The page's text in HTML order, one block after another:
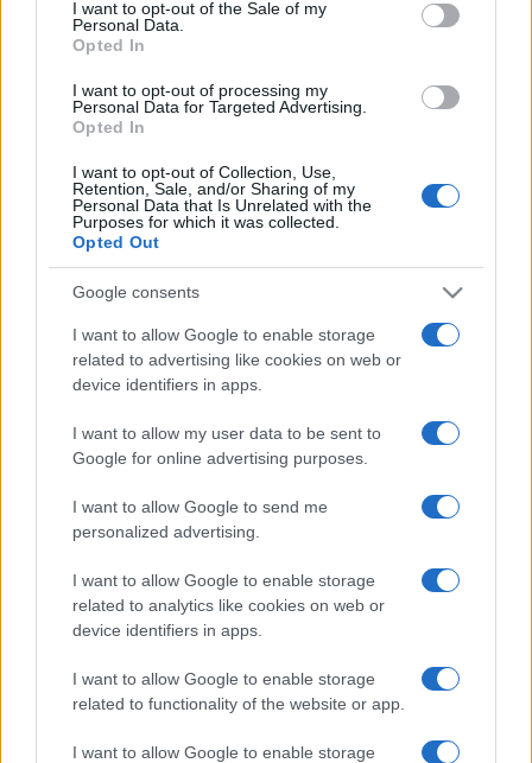
I want to opt-out of the Sale of my
Personal Data.
Opted In
I want to opt-out of processing my
Personal Data for Targeted Advertising.
Opted In
I want to opt-out of Collection, Use,
Retention, Sale, and/or Sharing of my
Personal Data that Is Unrelated with the
Purposes for which it was collected.
Opted Out
Google consents
I want to allow Google to enable storage
related to advertising like cookies on web or
device identifiers in apps.
I want to allow my user data to be sent to
Google for online advertising purposes.
I want to allow Google to send me
personalized advertising.
I want to allow Google to enable storage
related to analytics like cookies on web or
device identifiers in apps.
I want to allow Google to enable storage
related to functionality of the website or app.
I want to allow Google to enable storage
Országos hírek
HÍRDETÉS
HÍRDETÉS
LEGOLVASOTTABB
Kecskeméten is szakirányú
továbbképzésekkel erősít a Gál Ferenc
mellett